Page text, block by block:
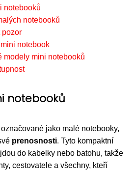
notebooků
notebooků
pozor
notebook
modely mini notebooků
notebooků
jako malé notebooky,
prenosnosti. Tyto kompaktní
do kabelky nebo batohu, takže
cestovatele a všechny, kteří